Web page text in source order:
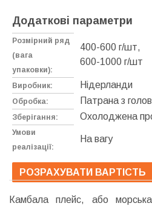
Додаткові параметри
Розмірний ряд
(вага
упаковки):
400-600 г/шт,
600-1000 г/шт
Виробник: Нідерланди
Обробка: Патрана з
Зберігання: Охолоджена
Умови
реалізації:
На вагу
РОЗРАХУВАТИ ВАРТІСТЬ
Камбала плейс, або